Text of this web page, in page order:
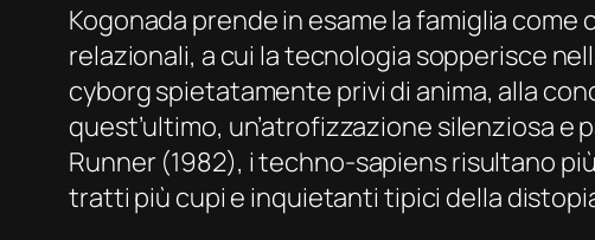
Kogonada prende in esame la famiglia
relazionali, a cui la tecnologia sopperisce
cyborgspietatamente privi di anima, alla
quest’ultimo, un’atrofizzazione silenziosa
Runner (1982), itechno-sapiensrisultano
tratti più cupi e inquietanti tipici della